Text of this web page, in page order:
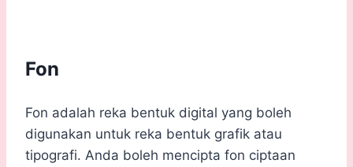
Fon
Fon adalah reka bentuk digital yang boleh
digunakan untuk reka bentuk grafik atau
tipografi. Anda boleh mencipta fon ciptaan